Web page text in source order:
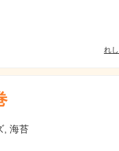
れ
, 海苔